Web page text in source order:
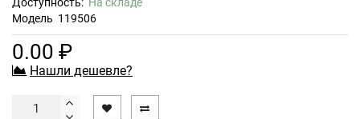
Модель 119506
0.00 ₽
Нашли дешевле?